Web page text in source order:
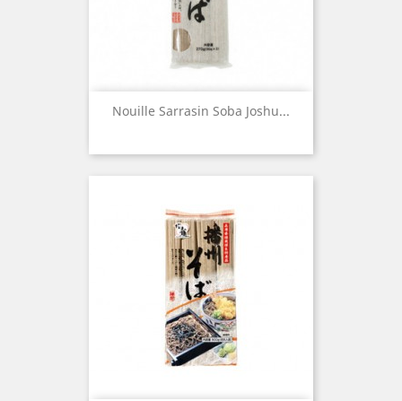
Nouille Sarrasin Soba Joshu...